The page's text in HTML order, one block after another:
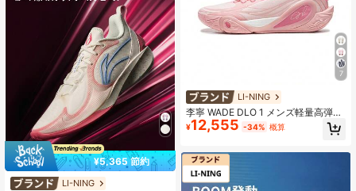
¥5,365 節約
LI-NING
7
LI-NING
李寧 WADE DLO 1 メンズ軽量高弾性
バスケットボールコートシューズ AB
PV009
¥12,555 -34% 概算